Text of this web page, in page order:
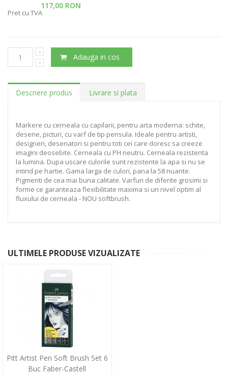
117,00 RON
Pret cu TVA
Adauga in cos
Descriere produs Livrare si plata
Markere cu cerneala cu capilarii, pentru arta moderna: schite,
desene, picturi, cu varf de tip pensula. Ideale pentru artisti,
designeri, desenatori si pentru toti cei care doresc sa creeze
imagini deosebite. Cerneala cu PH neutru. Cerneala rezistenta
la lumina. Dupa uscare culorile sunt rezistente la apa si nu se
intind pe hartie. Gama larga de culori, pana la 58 nuante.
Pigmenti de cea mai buna calitate. Varfuri de diferite grosimi si
forme ce garanteaza flexibilitate maxima si un nivel optim al
fluxului de cerneala - NOU softbrush.
ULTIMELE PRODUSE VIZUALIZATE
Pitt Artist Pen Soft Brush Set 6
Buc Faber-Castell